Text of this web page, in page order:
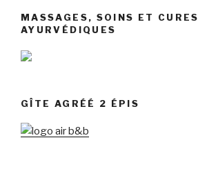
MASSAGES, SOINS ET CURES
AYURVÉDIQUES
GÎTE AGRÉÉ 2 ÉPIS